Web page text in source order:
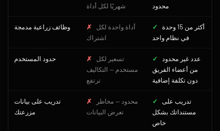
شهريًا لكل أداة
محدود
وظائف زراعية مدمجة ✗
اشتراك
✓
في نظام واحد
حدود المستخدم ✗
مستخدم — التكاليف
ترتفع
✓
من أعضاء الفريق
دون تكلفة إضافية
تدريب على بيانات
مزرعتك
✗
تعرض البيانات
✓
مستنداتك بشكل
خاص